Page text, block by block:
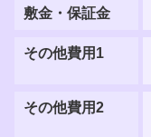
敷金・保証金
その他費用1
その他費用2